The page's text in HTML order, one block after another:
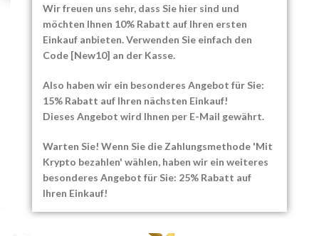
Wir freuen uns sehr, dass Sie hier sind und
möchten Ihnen 10% Rabatt auf Ihren ersten
Einkauf anbieten. Verwenden Sie einfach den
Code [New10] an der Kasse.
Also haben wir ein besonderes Angebot für Sie:
15% Rabatt auf Ihren nächsten Einkauf!
Dieses Angebot wird Ihnen per E-Mail gewährt.
Warten Sie! Wenn Sie die Zahlungsmethode 'Mit
Krypto bezahlen' wählen, haben wir ein weiteres
besonderes Angebot für Sie: 25% Rabatt auf
Ihren Einkauf!
Shah Kaviar